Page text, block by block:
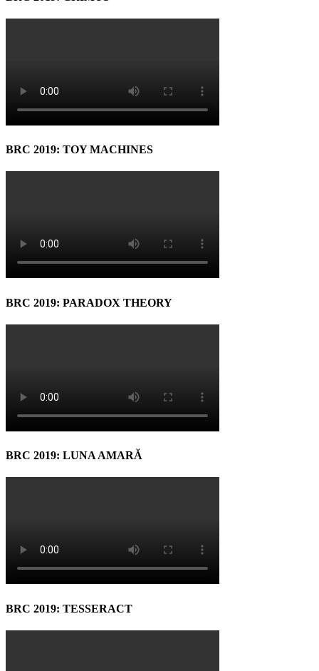
BRC 2019: TOY MACHINES
BRC 2019: PARADOX THEORY
BRC 2019: LUNA AMARĂ
BRC 2019: TESSERACT